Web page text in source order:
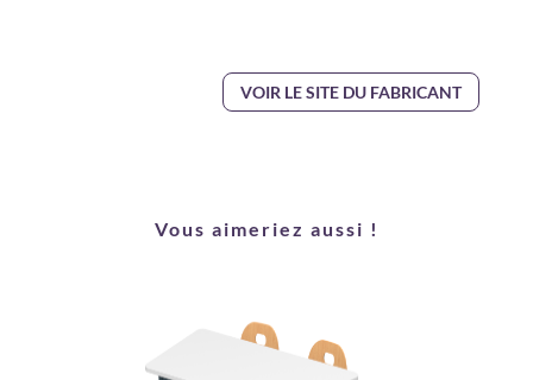
VOIR LE SITE DU FABRICANT
Vous aimeriez aussi !